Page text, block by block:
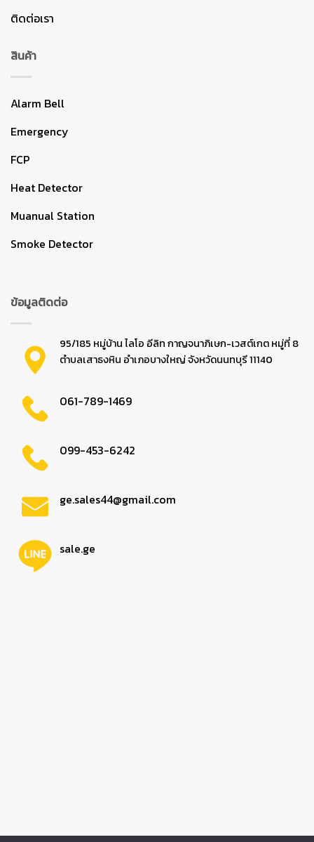
ติดต่อเรา
สินค้า
Alarm Bell
Emergency
FCP
Heat Detector
Muanual Station
Smoke Detector
ข้อมูลติดต่อ
95/185 หมู่บ้าน ไลโอ อีลิท กาญจนาภิเษก-เวสต์เกต หมู่ที่ 8
ตำบลเสาธงหิน อำเภอบางใหญ่ จังหวัดนนทบุรี 11140
061-789-1469
099-453-6242
ge.sales44@gmail.com
sale.ge